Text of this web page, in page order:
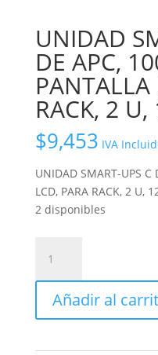
UNIDAD
DE APC,
PANTALLA
RACK, 2 U,
$9,453 IVA
UNIDAD SMART-UPS C
LCD, PARA RACK, 2 U,
2 disponibles
SMART-
UPS
DE
Añadir al